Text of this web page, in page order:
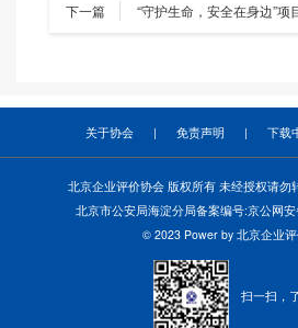
下一篇 “守护生命，安全在身边”
关于协会 | 免责声明 | 下载
北京企业评价协会 版权所有 未经授权请勿
北京市公安局海淀分局备案编号:京公网
© 2023 Power by 北京企业
扫一扫，